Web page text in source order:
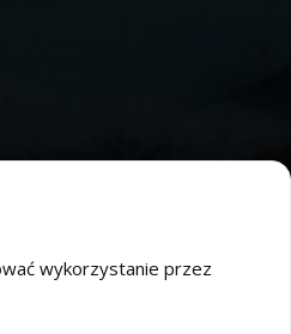
wykorzystanie przez